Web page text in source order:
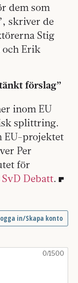
dem som
skriver de
Stig
och Erik
förslag”
inom EU
splittring.
EU-projektet
Per
för
SvD Debatt.